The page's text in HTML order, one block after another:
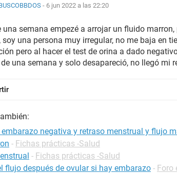
- 6 jun 2022 a las 22:20
una semana empezé a arrojar un fluido
soy una persona muy irregular, no me baja en
pero al hacer el test de orina a dado
una semana y solo desapareció, no llegó mi
embarazo negativa y retraso menstrual y flujo
- Fichas prácticas -Salud
- Fichas prácticas -Salud
flujo después de ovular si hay embarazo - Foro